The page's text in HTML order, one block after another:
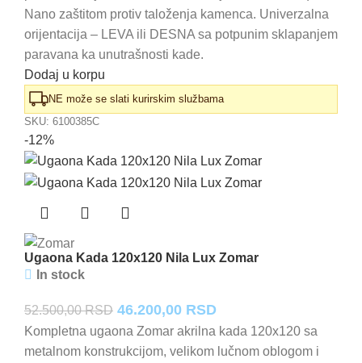
48.780,00 RSD.
Nano zaštitom protiv taloženja kamenca. Univerzalna
orijentacija – LEVA ili DESNA sa potpunim sklapanjem
paravana ka unutrašnosti kade.
Dodaj u korpu
NE može se slati kurirskim službama
SKU: 6100385C
-12%
Ugaona Kada 120x120 Nila Lux Zomar
In stock
52.500,00RSD Originalna
cena
je
46.200,00 RSDTrenutna
cena
je:
Kompletna ugaona Zomar akrilna kada 120x120 sa
metalnom konstrukcijom, velikom lučnom oblogom i